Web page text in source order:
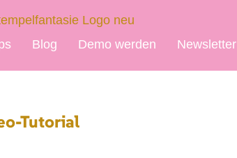
Blog Demo werden Newsletter
Tutorial